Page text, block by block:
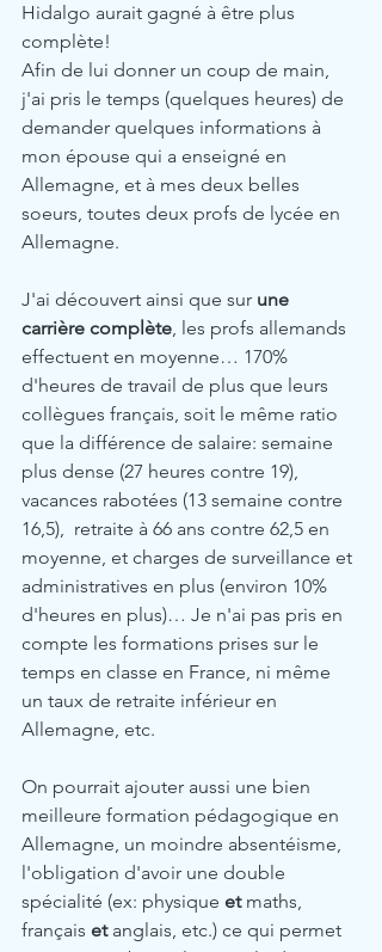
Hidalgo aurait gagné à être plus
complète!
Afin de lui donner un coup de main,
j'ai pris le temps (quelques heures) de
demander quelques informations à
mon épouse qui a enseigné en
Allemagne, et à mes deux belles
soeurs, toutes deux profs de lycée en
Allemagne.
J'ai découvert ainsi que sur une
carrière complète, les profs allemands
effectuent en moyenne… 170%
d'heures de travail de plus que leurs
collègues français, soit le même ratio
que la différence de salaire: semaine
plus dense (27 heures contre 19),
vacances rabotées (13 semaine contre
16,5),  retraite à 66 ans contre 62,5 en
moyenne, et charges de surveillance et
administratives en plus (environ 10%
d'heures en plus)… Je n'ai pas pris en
compte les formations prises sur le
temps en classe en France, ni même
un taux de retraite inférieur en
Allemagne, etc.
On pourrait ajouter aussi une bien
meilleure formation pédagogique en
Allemagne, un moindre absentéisme,
l'obligation d'avoir une double
spécialité (ex: physique et maths,
français et anglais, etc.) ce qui permet